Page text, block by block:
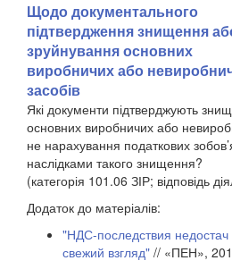
Щодо документального
підтвердження знищення
зруйнування основних
виробничих або
засобів
Які документи підтверджують
основних виробничих або
не нарахування податкових
наслідками такого знищення?
(категорія 101.06 ЗІР; відповідь
Додаток до матеріалів:
"НДС-последствия
свежий взгляд" // «ПЕН»,